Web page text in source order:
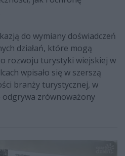
do wymiany doświadczeń
działań, które mogą
rozwoju turystyki wiejskiej w
wpisało się w szerszą
branży turystycznej, w
zrównoważony